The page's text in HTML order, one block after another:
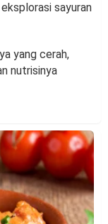
sayuran
yang cerah,
nutrisinya